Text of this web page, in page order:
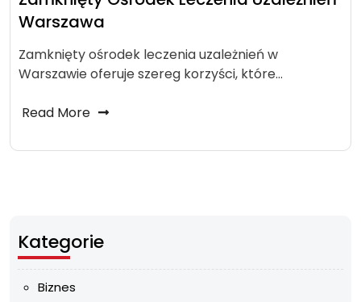
Warszawa
Zamknięty ośrodek leczenia uzależnień w
Warszawie oferuje szereg korzyści, które…
Read More
Kategorie
Biznes